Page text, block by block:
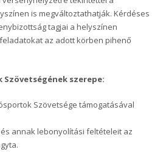
is megváltoztathatják. Kérdéses
tagjai a helyszínen
az adott körben pihenő
szerepe:
Szövetsége támogatásával
annak lebonyolítási feltételeit az